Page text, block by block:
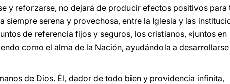
y reforzarse, no dejará de producir efectos positivos para
serena y provechosa, entre la Iglesia y las
de referencia fijos y seguros, los cristianos, «juntos en
como el alma de la Nación, ayudándola a
de Dios. Él, dador de todo bien y providencia infinita,